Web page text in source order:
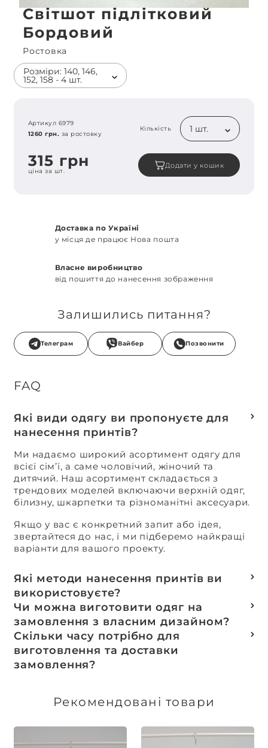
Світшот підлітковий
Бордовий
Ростовка
Розміри: 140, 146,
152, 158 - 4 шт.
Артикул 6979
1260 грн. за ростовку
Кількість 1 шт.
315 грн
ціна за шт.
Додати у кошик
Доставка по Україні
у місця де працює Нова пошта
Власне виробництво
від пошиття до нанесення зображення
Залишились питання?
Телеграм Вайбер Позвонити
FAQ
Які види одягу ви пропонуєте для
нанесення принтів?
Ми надаємо широкий асортимент одягу для
всієї сім’ї, а саме чоловічий, жіночий та
дитячий. Наш асортимент складається з
трендових моделей включаючи верхній одяг,
білизну, шкарпетки та різноманітні аксесуари.
Якщо у вас є конкретний запит або ідея,
звертайтеся до нас, і ми підберемо найкращі
варіанти для вашого проекту.
Які методи нанесення принтів ви
використовуєте?
Термотранферний
Шовкотрафаретний
DTF – друк
Машинна вишивка
Чи можна виготовити одяг на
замовлення з власним дизайном?
Так, ми спеціалізуємося на розробці колекцій
та мерчу під ключ, цей процес включає підбір
тканин, розробку лекал, дизай та
завершується пошиттям готового виробу.
Скільки часу потрібно для
виготовлення та доставки
замовлення?
виготовлення індивідуальних замовлень
Рекомендовані товари